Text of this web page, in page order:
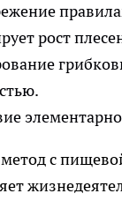
рост
с